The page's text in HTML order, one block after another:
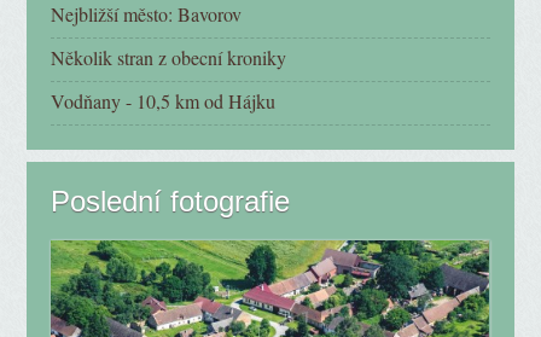
Nejbližší město: Bavorov
Několik stran z obecní kroniky
Vodňany - 10,5 km od Hájku
Poslední fotografie